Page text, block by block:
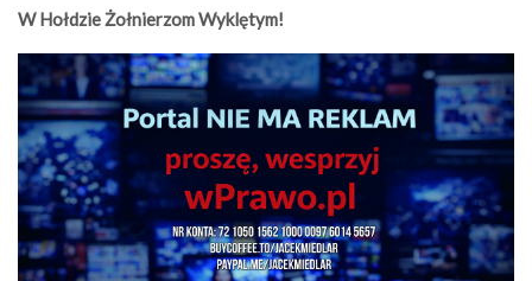
W Hołdzie Żołnierzom Wyklętym!